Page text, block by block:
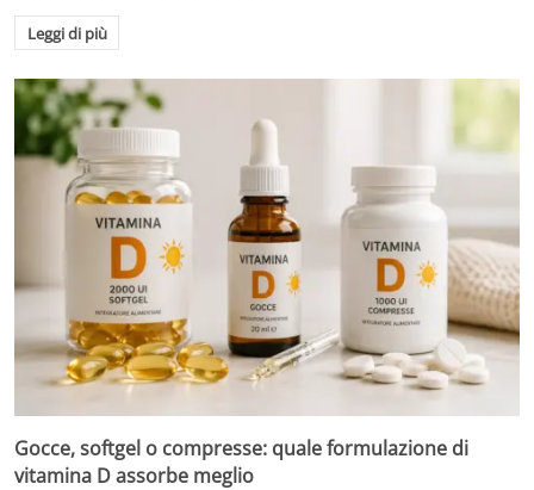
Leggi di più
Gocce, softgel o compresse: quale formulazione di
vitamina D assorbe meglio